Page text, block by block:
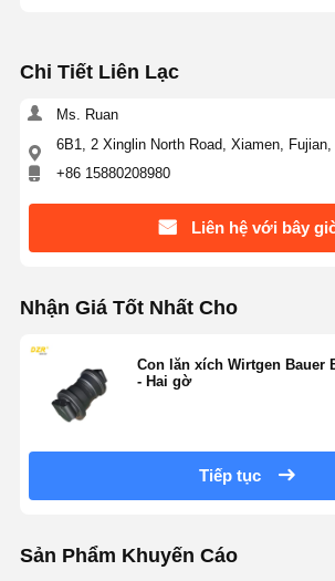
Chi Tiết Liên Lạc
Ms. Ruan
6B1, 2 Xinglin North Road, Xiamen, Fujian,
+86 15880208980
Liên hệ với bây
Nhận Giá Tốt Nhất Cho
Con lăn xích Wirtgen Bauer
- Hai gờ
Tiếp tục
Sản Phẩm Khuyến Cáo